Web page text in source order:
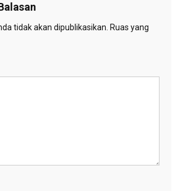
tidak akan dipublikasikan. Ruas yang